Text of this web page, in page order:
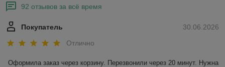
92 отзывов за всё время
30.06.2026
Покупатель
Отлично
Оформила заказ через корзину. Перезвонили через 20 минут. Нужна